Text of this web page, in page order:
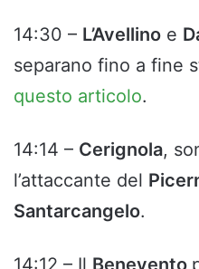
14:30 – L’Avellino e
separano fino a fine
questo articolo.
14:14 – Cerignola,
l’attaccante del
Santarcangelo.